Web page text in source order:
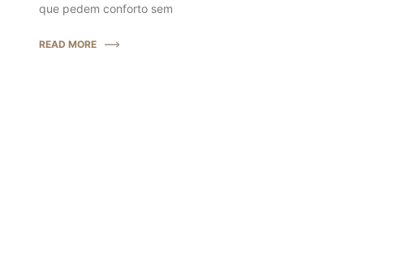
que pedem conforto sem
READ MORE